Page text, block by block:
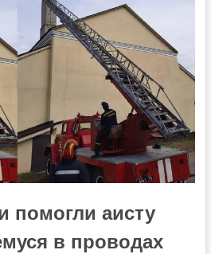
помогли аисту
в проводах